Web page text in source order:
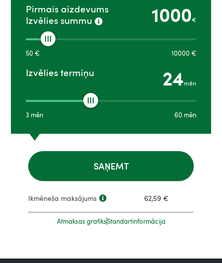
Pirmais aizdevums
Izvēlies summu
1000€
50 € 10000 €
Izvēlies termiņu 24mēn
3 mēn 60 mēn
SAŅEMT
Ikmēneša maksājums 62,59 €
Atmaksas grafiksStandartinformācija